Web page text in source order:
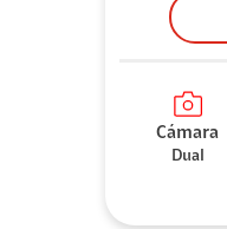
Cámara
Dual